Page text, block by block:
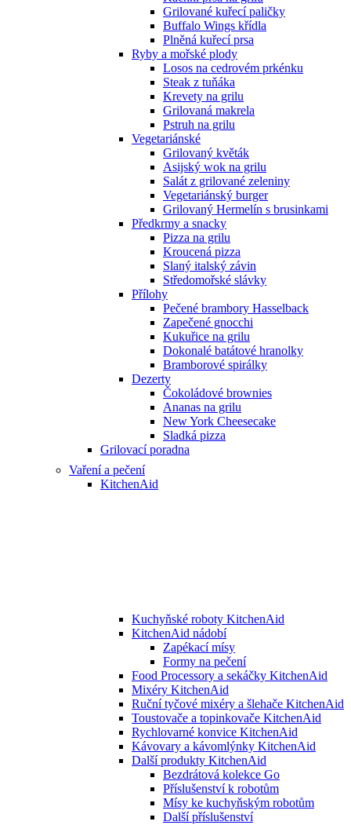
Grilované kuřecí paličky
Buffalo Wings křídla
Plněná kuřecí prsa
Ryby a mořské plody
Losos na cedrovém prkénku
Steak z tuňáka
Krevety na grilu
Grilovaná makrela
Pstruh na grilu
Vegetariánské
Grilovaný květák
Asijský wok na grilu
Salát z grilované zeleniny
Vegetariánský burger
Grilovaný Hermelín s brusinkami
Předkrmy a snacky
Pizza na grilu
Kroucená pizza
Slaný italský závin
Středomořské slávky
Přílohy
Pečené brambory Hasselback
Zapečené gnocchi
Kukuřice na grilu
Dokonalé batátové hranolky
Bramborové spirálky
Dezerty
Čokoládové brownies
Ananas na grilu
New York Cheesecake
Sladká pizza
Grilovací poradna
Vaření a pečení
KitchenAid
Kuchyňské roboty KitchenAid
KitchenAid nádobí
Zapékací mísy
Formy na pečení
Food Processory a sekáčky KitchenAid
Mixéry KitchenAid
Ruční tyčové mixéry a šlehače KitchenAid
Toustovače a topinkovače KitchenAid
Rychlovarné konvice KitchenAid
Kávovary a kávomlýnky KitchenAid
Další produkty KitchenAid
Bezdrátová kolekce Go
Příslušenství k robotům
Mísy ke kuchyňským robotům
Další příslušenství